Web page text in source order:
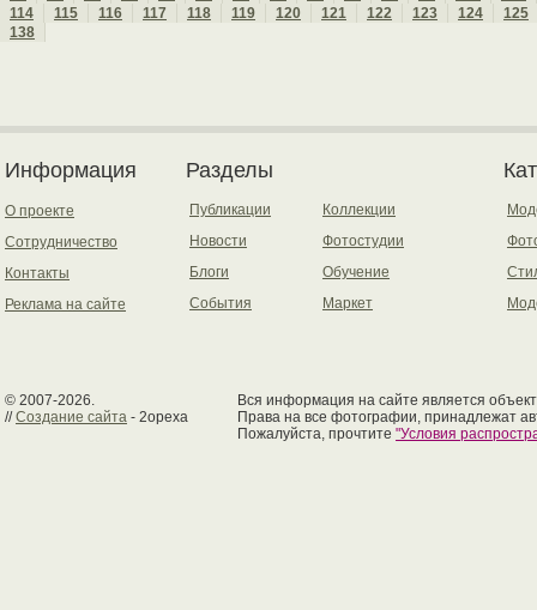
114
115 116 117 118 119 120 121 122 123 124
125
138
Информация
О проекте
Сотрудничество
Контакты
Реклама на сайте
Разделы
Публикации
Новости
Блоги
События
Коллекции
Фотостудии
Обучение
Маркет
© 2007-2026.
//Создание сайта - 2opexa
Вся информация на сайте является
Права на все фотографии, принадлежат
Пожалуйста, прочтите "Условия